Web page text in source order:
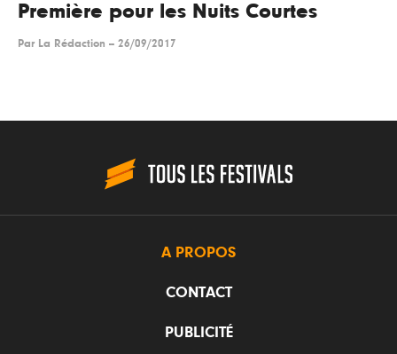
Première pour les Nuits Courtes
Par La Rédaction -- 26/09/2017
A PROPOS
CONTACT
PUBLICITÉ